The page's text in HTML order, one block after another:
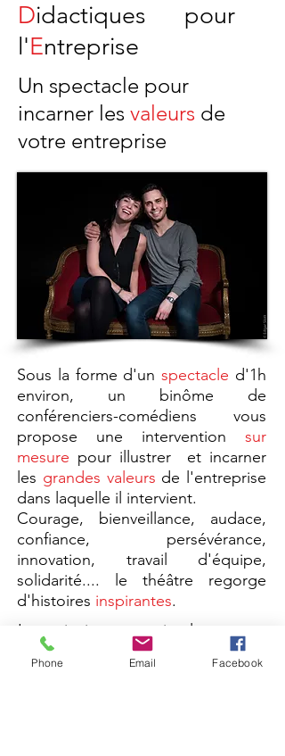
Didactiques pour
l'Entreprise
Un spectacle pour
incarner les valeurs de
votre entreprise
Sous la forme d'unspectacle d'1h
environ, un binôme de
conférenciers-comédiens vous
propose une intervention sur
mesure pour illustrer et incarner
les grandes valeurs de l'entreprise
dans laquelle il intervient.
Courage, bienveillance, audace,
confiance, persévérance,
innovation, travail d'équipe,
solidarité.... le théâtre regorge
d'histoires inspirantes.
Le principe est simple
choisissez les grandes valeurs que
vous voulez mettre à l'honneur et
Phone Email Facebook